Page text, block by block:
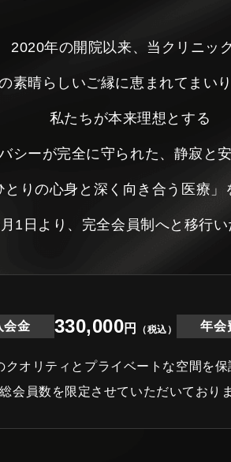
2020年の開院以来、当クリニッ
素晴らしいご縁に恵まれてまい
私たちが本来理想とする
バシーが完全に守られた、静寂と
とりの心身と深く向き合う医療
1日より、完全会員制へと移行
会金 330,000円 （税込） 年会
オリティとプライベートな空間を保
総会員数を限定させていただいており